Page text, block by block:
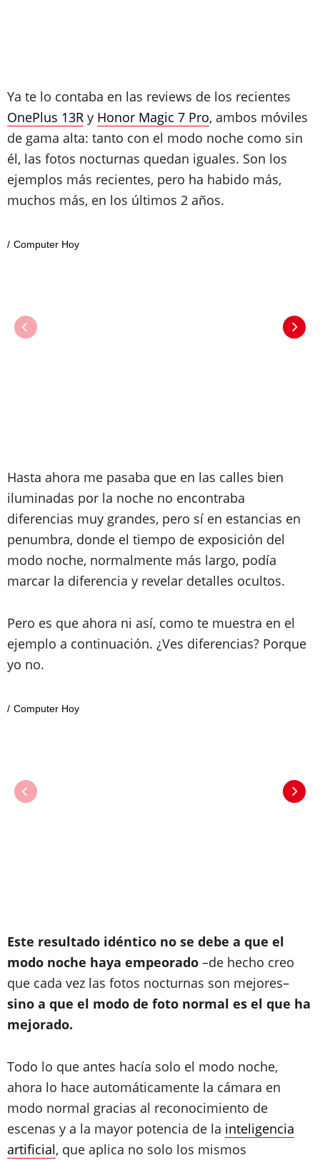
Ya te lo contaba en las reviews de los recientes
OnePlus 13R y Honor Magic 7 Pro, ambos móviles
de gama alta: tanto con el modo noche como sin
él, las fotos nocturnas quedan iguales. Son los
ejemplos más recientes, pero ha habido más,
muchos más, en los últimos 2 años.
Computer Hoy
Hasta ahora me pasaba que en las calles bien
iluminadas por la noche no encontraba
diferencias muy grandes, pero sí en estancias en
penumbra, donde el tiempo de exposición del
modo noche, normalmente más largo, podía
marcar la diferencia y revelar detalles ocultos.
Pero es que ahora ni así, como te muestra en el
ejemplo a continuación. ¿Ves diferencias? Porque
yo no.
Computer Hoy
Este resultado idéntico no se debe a que el
modo noche haya empeorado –de hecho creo
que cada vez las fotos nocturnas son mejores–
sino a que el modo de foto normal es el que ha
mejorado.
Todo lo que antes hacía solo el modo noche,
ahora lo hace automáticamente la cámara en
modo normal gracias al reconocimiento de
escenas y a la mayor potencia de la inteligencia
artificial, que aplica no solo los mismos